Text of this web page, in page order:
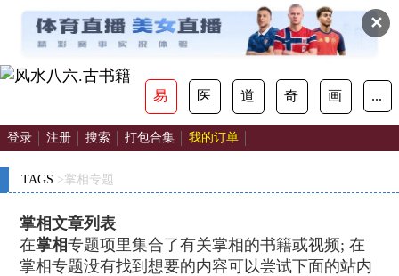
✕
易 医 道 奇 画 ...
登录 注册 搜索 打包合集 我的订单
TAGS >掌相专题
掌相文章列表
在掌相专题项里集合了有关掌相的书籍或视频; 在
掌相专题没有找到想要的内容可以尝试下面的站内